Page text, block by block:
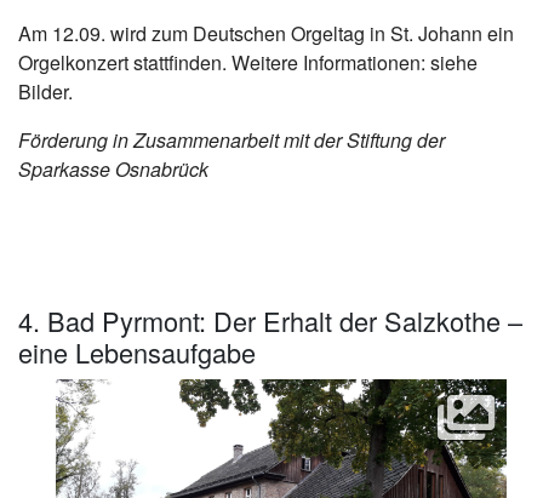
Am 12.09. wird zum Deutschen Orgeltag in St. Johann ein
Orgelkonzert stattfinden. Weitere Informationen: siehe
Bilder.
Förderung in Zusammenarbeit mit der Stiftung der
Sparkasse Osnabrück
4. Bad Pyrmont: Der Erhalt der Salzkothe –
eine Lebensaufgabe